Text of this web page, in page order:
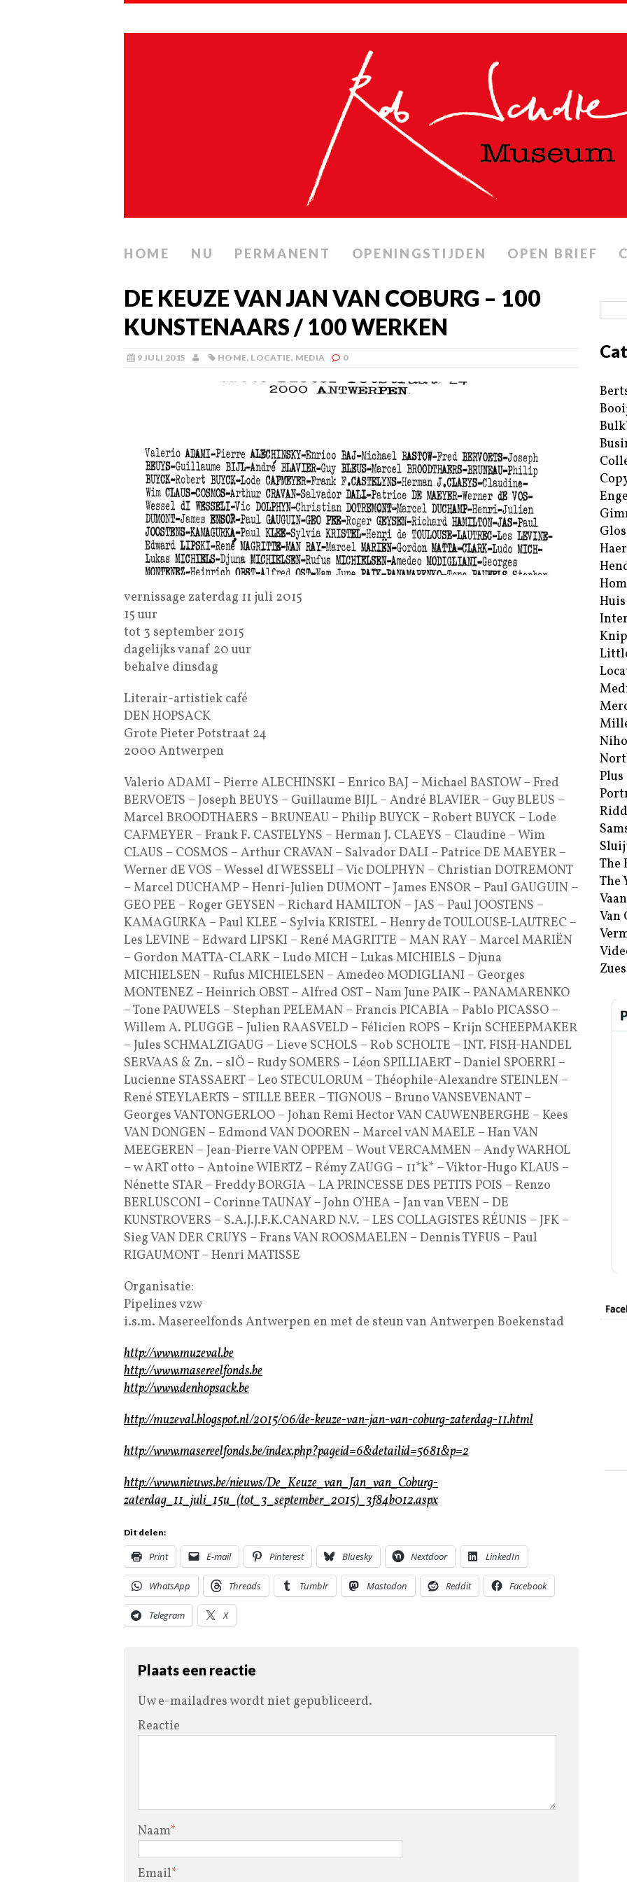
HOME NU PERMANENT OPENINGSTIJDEN OPEN BRIEF
DE KEUZE VAN JAN VAN COBURG – 100
KUNSTENAARS / 100 WERKEN
9 JULI 2015 HOME, LOCATIE, MEDIA 0
vernissage zaterdag 11 juli 2015
15 uur
tot 3 september 2015
dagelijks vanaf 20 uur
behalve dinsdag
Literair-artistiek café
DEN HOPSACK
Grote Pieter Potstraat 24
2000 Antwerpen
Valerio ADAMI – Pierre ALECHINSKI – Enrico BAJ – Michael BASTOW – Fred
BERVOETS – Joseph BEUYS – Guillaume BIJL – André BLAVIER – Guy BLEUS –
Marcel BROODTHAERS – BRUNEAU – Philip BUYCK – Robert BUYCK – Lode
CAFMEYER – Frank F. CASTELYNS – Herman J. CLAEYS – Claudine – Wim
CLAUS – COSMOS – Arthur CRAVAN – Salvador DALI – Patrice DE MAEYER –
Werner dE VOS – Wessel dI WESSELI – Vic DOLPHYN – Christian DOTREMONT
– Marcel DUCHAMP – Henri-Julien DUMONT – James ENSOR – Paul GAUGUIN –
GEO PEE – Roger GEYSEN – Richard HAMILTON – JAS – Paul JOOSTENS –
KAMAGURKA – Paul KLEE – Sylvia KRISTEL – Henry de TOULOUSE-LAUTREC –
Les LEVINE – Edward LIPSKI – René MAGRITTE – MAN RAY – Marcel MARIËN
– Gordon MATTA-CLARK – Ludo MICH – Lukas MICHIELS – Djuna
MICHIELSEN – Rufus MICHIELSEN – Amedeo MODIGLIANI – Georges
MONTENEZ – Heinrich OBST – Alfred OST – Nam June PAIK – PANAMARENKO
– Tone PAUWELS – Stephan PELEMAN – Francis PICABIA – Pablo PICASSO –
Willem A. PLUGGE – Julien RAASVELD – Félicien ROPS – Krijn SCHEEPMAKER
– Jules SCHMALZIGAUG – Lieve SCHOLS – Rob SCHOLTE – INT. FISH-HANDEL
SERVAAS & Zn. – slÖ – Rudy SOMERS – Léon SPILLIAERT – Daniel SPOERRI –
Lucienne STASSAERT – Leo STECULORUM – Théophile-Alexandre STEINLEN –
René STEYLAERTS – STILLE BEER – TIGNOUS – Bruno VANSEVENANT –
Georges VANTONGERLOO – Johan Remi Hector VAN CAUWENBERGHE – Kees
VAN DONGEN – Edmond VAN DOOREN – Marcel vAN MAELE – Han VAN
MEEGEREN – Jean-Pierre VAN OPPEM – Wout VERCAMMEN – Andy WARHOL
– w ART otto – Antoine WIERTZ – Rémy ZAUGG – 11*k* – Viktor-Hugo KLAUS –
Nénette STAR – Freddy BORGIA – LA PRINCESSE DES PETITS POIS – Renzo
BERLUSCONI – Corinne TAUNAY – John O’HEA – Jan van VEEN – DE
KUNSTROVERS – S.A.J.J.F.K.CANARD N.V. – LES COLLAGISTES RÉUNIS – JFK –
Sieg VAN DER CRUYS – Frans VAN ROOSMAELEN – Dennis TYFUS – Paul
RIGAUMONT – Henri MATISSE
Organisatie:
Pipelines vzw
i.s.m. Masereelfonds Antwerpen en met de steun van Antwerpen Boekenstad
http://www.muzeval.be
http://www.masereelfonds.be
http://www.denhopsack.be
http://muzeval.blogspot.nl/2015/06/de-keuze-van-jan-van-coburg-zaterdag-11.html
http://www.masereelfonds.be/index.php?pageid=6&detailid=5681&p=2
http://www.nieuws.be/nieuws/De_Keuze_van_Jan_van_Coburg-
zaterdag_11_juli_15u_(tot_3_september_2015)_3f84b012.aspx
Dit delen:
Print E-mail Pinterest Bluesky Nextdoor LinkedIn
WhatsApp Threads Tumblr Mastodon Reddit Facebook
Telegram X
Plaats een reactie
Uw e-mailadres wordt niet gepubliceerd.
Reactie
Naam*
Email*
Plus
The
The
Van